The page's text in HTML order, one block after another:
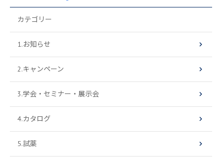
カテゴリー
1.お知らせ
2.キャンペーン
3.学会・セミナー・展示会
4.カタログ
5.試薬